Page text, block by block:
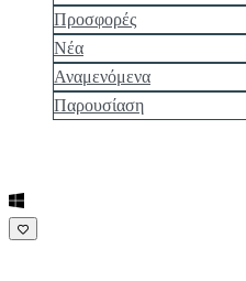
Προσφορές
Νέα
Αναμενόμενα
Παρουσίαση